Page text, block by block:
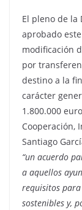
El pleno de la
aprobado
modificación
por
destino a la
carácter
1.800.000
Cooperación,
Santiago
“un acuerdo
a aquellos
requisitos
sostenibles y,